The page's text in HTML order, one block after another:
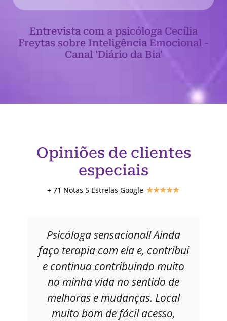
Entrevista com a psicóloga Cecília
Freytas sobre Inteligência Emocional -
Canal 'Diário da Bia'
Opiniões de clientes
especiais
+ 71 Notas 5 Estrelas Google ★★★★★
Psicóloga sensacional! Ainda
faço terapia com ela e, contribui
e continua contribuindo muito
na minha vida no sentido de
melhoras e mudanças. Local
muito bom de fácil acesso,